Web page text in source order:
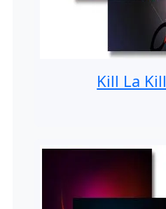
Kill La Kill